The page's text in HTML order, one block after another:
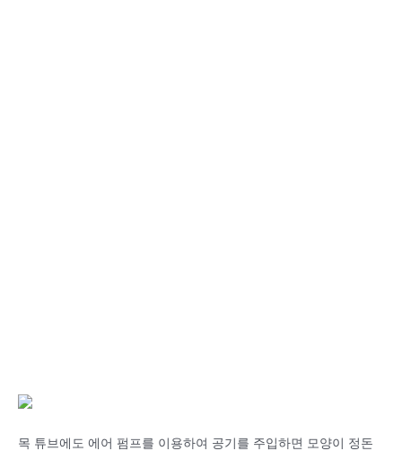
목 튜브에도 에어 펌프를 이용하여 공기를 주입하면 모양이 정돈